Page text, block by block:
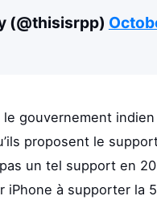
(@thisisrpp)
gouvernement indien
proposent le
un tel support en
iPhone à supporter la